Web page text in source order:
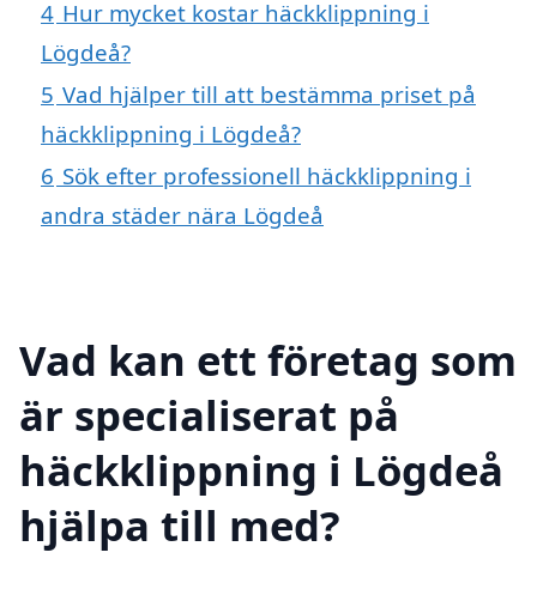
4 Hur mycket kostar häckklippning i
Lögdeå?
5 Vad hjälper till att bestämma priset på
häckklippning i Lögdeå?
6 Sök efter professionell häckklippning i
andra städer nära Lögdeå
Vad kan ett företag som
är specialiserat på
häckklippning i Lögdeå
hjälpa till med?